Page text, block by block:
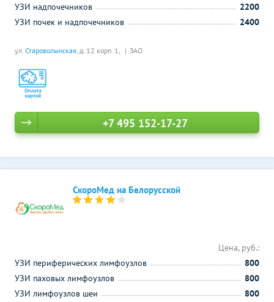
ул. Староволынская, д. 12 корп. 1, ЗАО
УЗИ надпочечников
2200
УЗИ почек и надпочечников
2400
+7 495 152-17-27
СкороМед на Белорусской
Цена, руб.:
УЗИ периферических лимфоузлов
800
УЗИ паховых лимфоузлов
800
УЗИ лимфоузлов шеи
800